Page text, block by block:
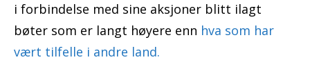
i forbindelse med sine aksjoner blitt ilagt
bøter som er langt høyere enn hva som har
vært tilfelle i andre land.